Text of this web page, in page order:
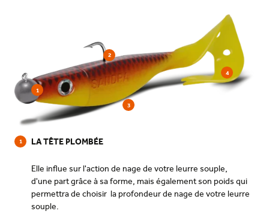
1
2
3
4
1 LA TÊTE PLOMBÉE
Elle influe sur l'action de nage de votre leurre souple,
d'une part grâce à sa forme, mais également son poids qui
permettra de choisir la profondeur de nage de votre leurre
souple.